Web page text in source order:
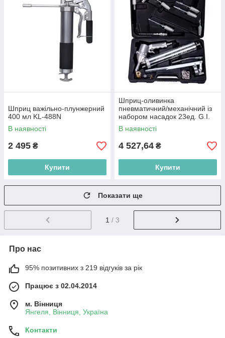
Шприц важільно-плунжерний
400 мл KL-488N
В наявності
2 495 ₴
Купити
Шприц-оливинка
пневматичний/механічний із
набором насадок 23ед. G.I.
KRAFT K-570C
В наявності
4 527,64 ₴
Купити
Показати ще
1 / 3
Про нас
95% позитивних з 219 відгуків за рік
Працює з 02.04.2014
м. Вінниця
Янгеля, Вінниця, Україна
Контакти